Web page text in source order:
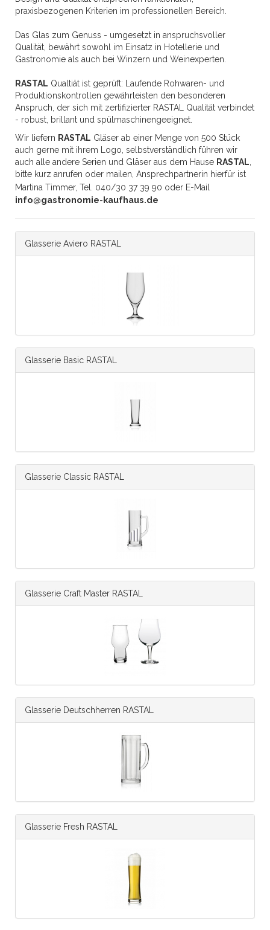
praxisbezogenen Kriterien im professionellen Bereich.
Das Glas zum Genuss - umgesetzt in anspruchsvoller
Qualität, bewährt sowohl im Einsatz in Hotellerie und
Gastronomie als auch bei Winzern und Weinexperten.
RASTAL Qualtiät ist geprüft: Laufende Rohwaren- und
Produktionskontrollen gewährleisten den besonderen
Anspruch, der sich mit zertifizierter RASTAL Qualität verbindet
- robust, brillant und spülmaschinengeeignet.
Wir liefern RASTAL Gläser ab einer Menge von 500 Stück
auch gerne mit ihrem Logo, selbstverständlich führen wir
auch alle andere Serien und Gläser aus dem Hause RASTAL
bitte kurz anrufen oder mailen, Ansprechpartnerin hierfür ist
Martina Timmer, Tel. 040/30 37 39 90 oder E-Mail
info@gastronomie-kaufhaus.de
Glasserie Aviero RASTAL
Glasserie Basic RASTAL
Glasserie Classic RASTAL
Glasserie Craft Master RASTAL
Glasserie Deutschherren RASTAL
Glasserie Fresh RASTAL